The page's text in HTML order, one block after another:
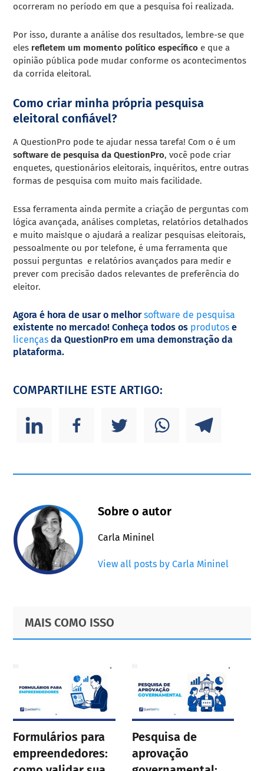
ocorreram no período em que a pesquisa foi realizada.
Por isso, durante a análise dos resultados, lembre-se que
eles refletem um momento político específico e que a
opinião pública pode mudar conforme os acontecimentos
da corrida eleitoral.
Como criar minha própria pesquisa
eleitoral confiável?
A QuestionPro pode te ajudar nessa tarefa! Com o é um
software de pesquisa da QuestionPro, você pode criar
enquetes, questionários eleitorais, inquéritos, entre outras
formas de pesquisa com muito mais facilidade.
Essa ferramenta ainda permite a criação de perguntas com
lógica avançada, análises completas, relatórios detalhados
e muito mais!que o ajudará a realizar pesquisas eleitorais,
pessoalmente ou por telefone, é uma ferramenta que
possui perguntas e relatórios avançados para medir e
prever com precisão dados relevantes de preferência do
eleitor.
Agora é hora de usar o melhorsoftware de pesquisa
existente no mercado! Conheça todos os produtos e
licenças da QuestionPro em uma demonstração da
plataforma.
COMPARTILHE ESTE ARTIGO:
Sobre o autor
Carla Mininel
View all posts by Carla Mininel
Primary
Sidebar
Footer
MAIS COMO ISSO
Formulários para
empreendedores:
Pesquisa de
aprovação